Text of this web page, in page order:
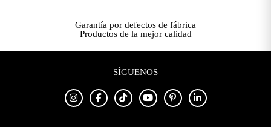
Garantía por defectos de fábrica
Productos de la mejor calidad
SÍGUENOS